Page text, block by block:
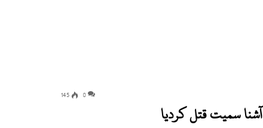
0
145
سمیت قتل کردیا